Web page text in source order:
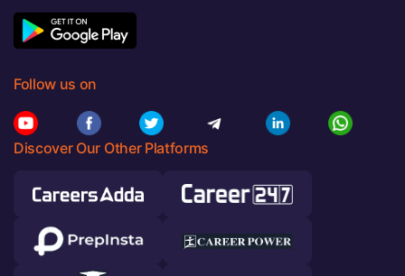
Follow us on
Discover Our Other Platforms